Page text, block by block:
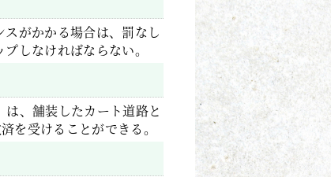
がかかる場合は、罰なし
しなければならない。
、舗装したカート道路と
を受けることができる。